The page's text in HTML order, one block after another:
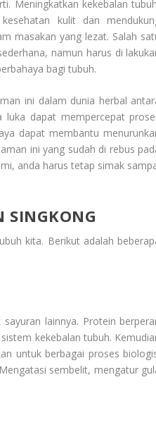
Meningkatkan kekebalan
kulit dan
masakan yang lezat. Salah
namun harus di
bagi tubuh.
ini dalam dunia herbal
dapat mempercepat
dapat membantu
ini yang sudah di rebus
anda harus tetap simak
SINGKONG
kita. Berikut adalah
lainnya. Protein
kekebalan tubuh.
untuk berbagai proses
sembelit, mengatur